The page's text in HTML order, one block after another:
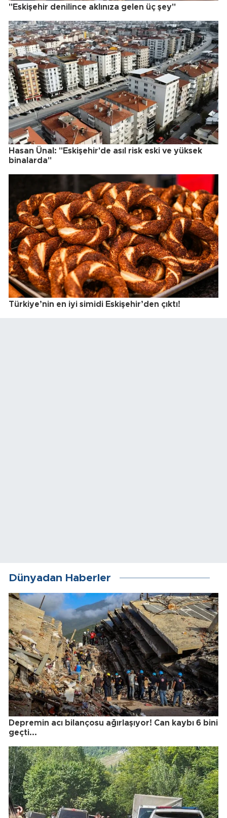
"Eskişehir denilince aklınıza gelen üç şey"
Hasan Ünal: "Eskişehir'de asıl risk eski ve yüksek
binalarda"
Türkiye’nin en iyi simidi Eskişehir’den çıktı!
Dünyadan Haberler
Depremin acı bilançosu ağırlaşıyor! Can kaybı 6 bini
geçti...